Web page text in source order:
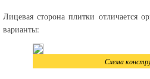
Лицевая сторона плитки отличается
варианты:
Схема